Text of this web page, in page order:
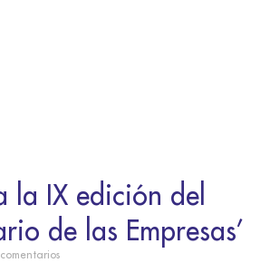
la IX edición del
de las Empresas’